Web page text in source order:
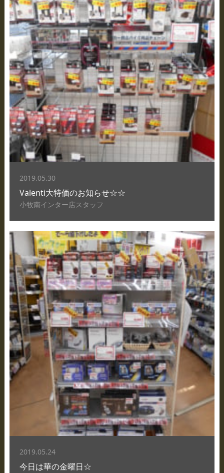
2019.05.30
Valenti大特価のお知らせ☆☆
小牧南インター店スタッフ
2019.05.24
今日は華の金曜日☆